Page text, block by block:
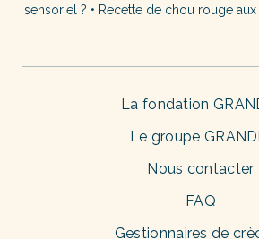
sensoriel ? • Recette de chou rouge
La fondation
Le groupe
Nous contacter
FAQ
Gestionnaires de